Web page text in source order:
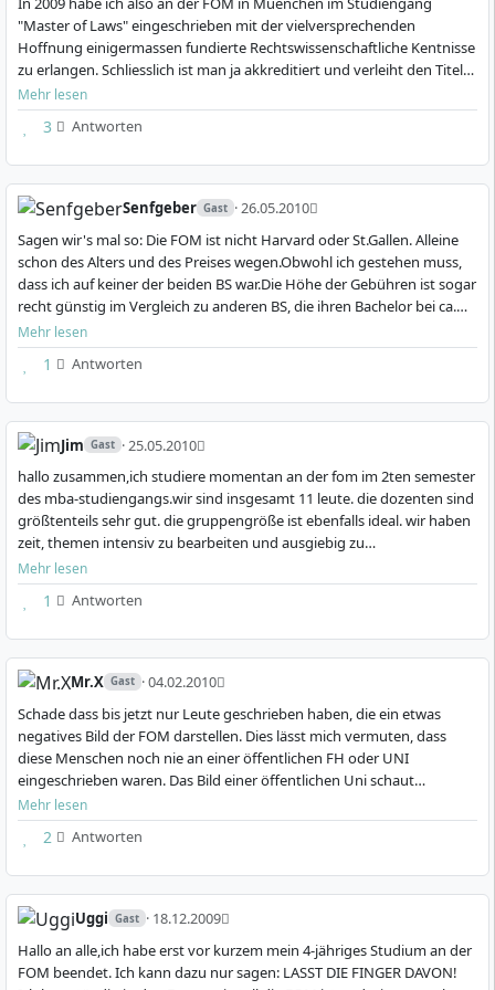
Hochschulzentrum, im Digitalen Live-Studium oder in
kombinierten Modellen statt. Dadurch entsteht ein
planbarer Rahmen für Studierende, die Studium und
Beruf parallel organisieren müssen.
Zur Praxisnähe tragen Lehrende aus Wissenschaft und
Unternehmen, Verwaltung, Kommunen und
Verbänden bei. Die FOM ist außerdem
systemakkreditiert. Das bedeutet: Ihr internes
Qualitätsmanagement ist dafür ausgelegt, die Qualität
der Studiengänge nach den Vorgaben des deutschen
Akkreditierungssystems zu sichern.
Merkmal
Hochschultyp
Private, staatlich anerkannte
Fachhochschule
Sitz
Essen, Nordrhein-Westfalen
Trägerschaft
Gemeinnützig
Studienformen
Berufsbegleitendes Studium, duales
Studium+, einzelne Vollzeitangebote
Fächerprofil
Ingenieurwesen, Gesundheit, Soziales
Unterrichtssprache
Überwiegend Deutsch, je nach Studiengang
auch englischsprachig
Was unterscheidet die FOM Hochschule von
anderen privaten Hochschulen?
"Master of Laws" eingeschrieben mit der vielversprechenden
Hoffnung einigermassen fundierte Rechtswissenschaftliche Kentnisse
zu erlangen. Schliesslich ist man ja akkreditiert und verleiht den Titel
MASTER.Leider war dem sehr weit gefehlt. …
Mehr lesen
3 Antworten
Senfgeber Gast · 26.05.2010
Sagen wir's mal so: Die FOM ist nicht Harvard oder St.Gallen. Alleine
schon des Alters und des Preises wegen.Obwohl ich gestehen muss,
dass ich auf keiner der beiden BS war.Die Höhe der Gebühren ist sogar
recht günstig im Vergleich zu anderen BS, die ihren Bachelor bei ca.
30.000€ ansetzen. Natürlic…
Mehr lesen
1 Antworten
Jim Gast · 25.05.2010
hallo zusammen,ich studiere momentan an der fom im 2ten semester
des mba-studiengangs.wir sind insgesamt 11 leute. die dozenten sind
größtenteils sehr gut. die gruppengröße ist ebenfalls ideal. wir haben
zeit, themen intensiv zu bearbeiten und ausgiebig zu
diskutieren.organisatorisch ist auch alles …
Mehr lesen
1 Antworten
Mr.X Gast · 04.02.2010
Schade dass bis jetzt nur Leute geschrieben haben, die ein etwas
negatives Bild der FOM darstellen. Dies lässt mich vermuten, dass
diese Menschen noch nie an einer öffentlichen FH oder UNI
eingeschrieben waren. Das Bild einer öffentlichen Uni schaut
folgender Massen aus: 450 Menschen im Hörsal mit 2…
Mehr lesen
2 Antworten
Uggi Gast · 18.12.2009
Hallo an alle,ich habe erst vor kurzem mein 4-jähriges Studium an der
FOM beendet. Ich kann dazu nur sagen: LASST DIE FINGER DAVON!
Master of Arts (M.A.)
5 Semester
Deutsch
Details
Studium
Bachelor of Arts (B.A.)
7 Semester
Elektrotechnik &
Informationstechnik
Berufsbegleitendes
Studium
Bachelor of Engineering
(B.Eng.)
8 Semester
Deutsch
Informatik
Berufsbegleitendes
Studium
Bachelor of Science (B.Sc.)
7 Semester
2 Kommentare & Fragen
Soziale Arbeit
Berufsbegleitendes
Studium
Bachelor of Arts (B.A.)
7 Semester
Deutsch
Details
Wirtschaftsingenieurw
esen
Berufsbegleitendes
Bachelor of Science (B.Sc.)
2 Kommentare & Fragen
International Business
Management
Vollzeitstudium
Bachelor of Science (B.Sc.)
Deutsch und Englisch
Details
Cyber Security
Management
Berufsbegleitendes
5 Semester
Deutsch
Details